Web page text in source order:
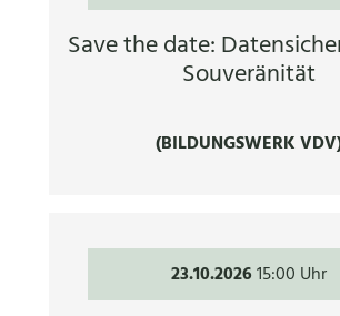
Save the date:
Souveränität
(BILDUNGSWERK
23.10.202615:00 Uhr